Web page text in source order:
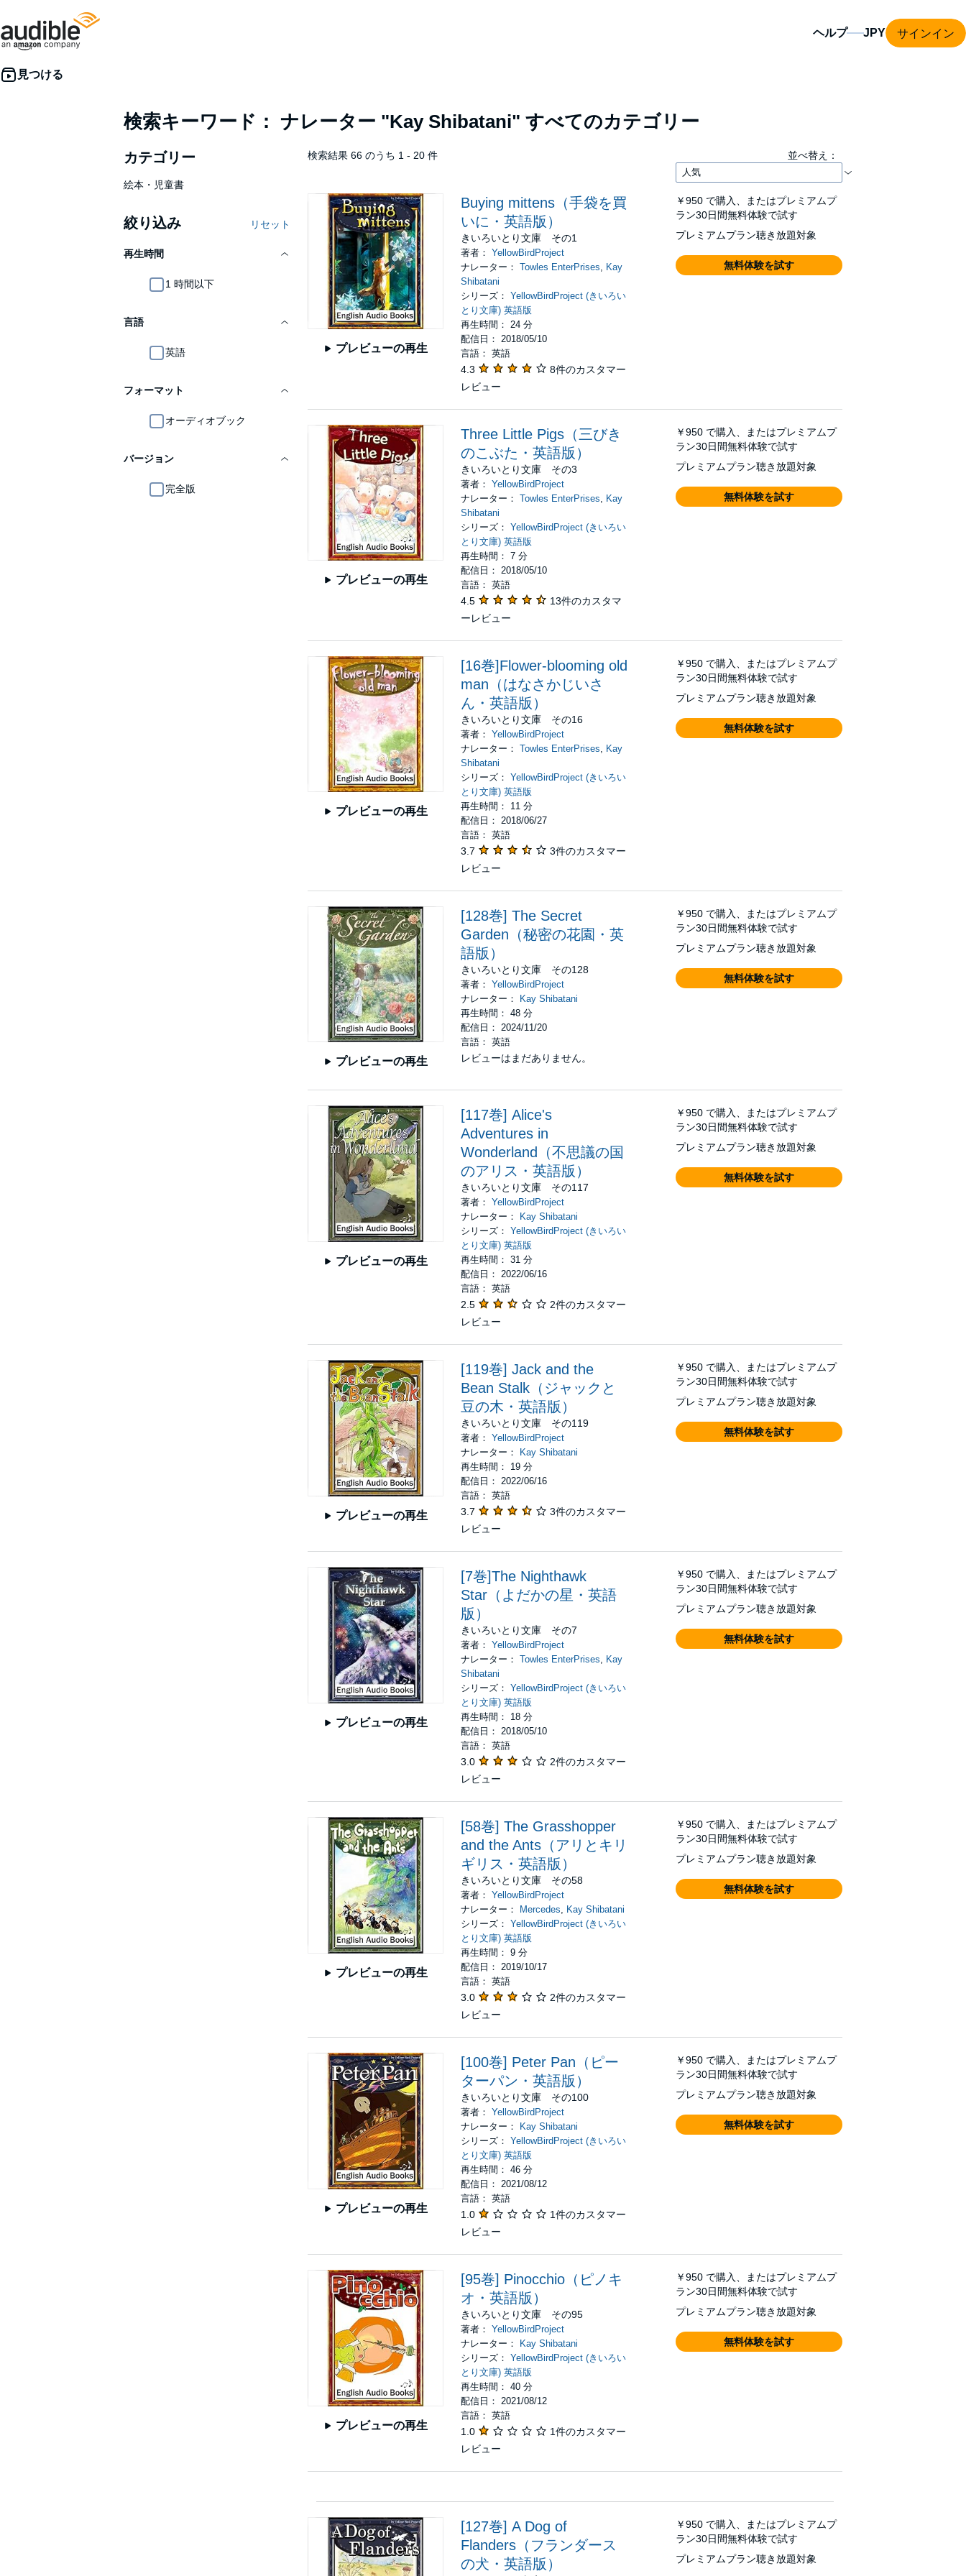
ヘルプ サインイン
検索キーワード： ナレーター "Kay Shibatani" すべてのカテゴリー
カテゴリー
絵本・児童書
絞り込み リセット
再生時間
1 時間以下
言語
英語
フォーマット
オーディオブック
バージョン
完全版
検索結果 66 のうち 1 - 20 件 並べ替え：
プレビューの再生
Buying mittens（手袋を買
いに・英語版）
きいろいとり文庫 その1
著者：YellowBirdProject
ナレーター：Towles EnterPrises, Kay
Shibatani
シリーズ：YellowBirdProject (きいろい
とり文庫) 英語版
再生時間： 24 分
配信日： 2018/05/10
言語： 英語
4.3
8件のカスタマー
レビュー
￥950 で購入、またはプレミアムプ
ラン30日間無料体験で試す
プレミアムプラン聴き放題対象
無料体験を試す
プレビューの再生
Three Little Pigs（三びき
のこぶた・英語版）
きいろいとり文庫 その3
著者：YellowBirdProject
ナレーター：Towles EnterPrises, Kay
Shibatani
シリーズ：YellowBirdProject (きいろい
とり文庫) 英語版
再生時間： 7 分
配信日： 2018/05/10
言語： 英語
4.5
13件のカスタマ
ーレビュー
￥950 で購入、またはプレミアムプ
ラン30日間無料体験で試す
プレミアムプラン聴き放題対象
無料体験を試す
プレビューの再生
[16巻]Flower-blooming old
man（はなさかじいさ
ん・英語版）
きいろいとり文庫 その16
著者：YellowBirdProject
ナレーター：Towles EnterPrises, Kay
Shibatani
シリーズ：YellowBirdProject (きいろい
とり文庫) 英語版
再生時間： 11 分
配信日： 2018/06/27
言語： 英語
3.7
3件のカスタマー
レビュー
￥950 で購入、またはプレミアムプ
ラン30日間無料体験で試す
プレミアムプラン聴き放題対象
無料体験を試す
プレビューの再生
[128巻] The Secret
Garden（秘密の花園・英
語版）
きいろいとり文庫 その128
著者：YellowBirdProject
ナレーター：
Kay Shibatani
再生時間： 48 分
配信日： 2024/11/20
言語： 英語
レビューはまだありません。
￥950 で購入、またはプレミアムプ
ラン30日間無料体験で試す
プレミアムプラン聴き放題対象
無料体験を試す
プレビューの再生
[117巻] Alice's
Adventures in
Wonderland（不思議の国
のアリス・英語版）
きいろいとり文庫 その117
著者：YellowBirdProject
ナレーター：
Kay Shibatani
シリーズ：YellowBirdProject (きいろい
とり文庫) 英語版
再生時間： 31 分
配信日： 2022/06/16
言語： 英語
2.5
2件のカスタマー
レビュー
￥950 で購入、またはプレミアムプ
ラン30日間無料体験で試す
プレミアムプラン聴き放題対象
無料体験を試す
プレビューの再生
[119巻] Jack and the
Bean Stalk（ジャックと
豆の木・英語版）
きいろいとり文庫 その119
著者：YellowBirdProject
ナレーター：
Kay Shibatani
再生時間： 19 分
配信日： 2022/06/16
言語： 英語
3.7
3件のカスタマー
レビュー
￥950 で購入、またはプレミアムプ
ラン30日間無料体験で試す
プレミアムプラン聴き放題対象
無料体験を試す
プレビューの再生
[7巻]The Nighthawk
Star（よだかの星・英語
版）
きいろいとり文庫 その7
著者：YellowBirdProject
ナレーター：Towles EnterPrises, Kay
Shibatani
シリーズ：YellowBirdProject (きいろい
とり文庫) 英語版
再生時間： 18 分
配信日： 2018/05/10
言語： 英語
3.0
2件のカスタマー
レビュー
￥950 で購入、またはプレミアムプ
ラン30日間無料体験で試す
プレミアムプラン聴き放題対象
無料体験を試す
プレビューの再生
[58巻] The Grasshopper
and the Ants（アリとキリ
ギリス・英語版）
きいろいとり文庫 その58
著者：YellowBirdProject
ナレーター：
Mercedes, Kay Shibatani
シリーズ：YellowBirdProject (きいろい
とり文庫) 英語版
再生時間： 9 分
配信日： 2019/10/17
言語： 英語
3.0
2件のカスタマー
レビュー
￥950 で購入、またはプレミアムプ
ラン30日間無料体験で試す
プレミアムプラン聴き放題対象
無料体験を試す
プレビューの再生
[100巻] Peter Pan（ピー
ターパン・英語版）
きいろいとり文庫 その100
著者：YellowBirdProject
ナレーター：
Kay Shibatani
シリーズ：YellowBirdProject (きいろい
とり文庫) 英語版
再生時間： 46 分
配信日： 2021/08/12
言語： 英語
1.0
1件のカスタマー
レビュー
￥950 で購入、またはプレミアムプ
ラン30日間無料体験で試す
プレミアムプラン聴き放題対象
無料体験を試す
プレビューの再生
[95巻] Pinocchio（ピノキ
オ・英語版）
きいろいとり文庫 その95
著者：YellowBirdProject
ナレーター：
Kay Shibatani
シリーズ：YellowBirdProject (きいろい
とり文庫) 英語版
再生時間： 40 分
配信日： 2021/08/12
言語： 英語
1.0
1件のカスタマー
レビュー
￥950 で購入、またはプレミアムプ
ラン30日間無料体験で試す
プレミアムプラン聴き放題対象
無料体験を試す
[127巻] A Dog of
Flanders（フランダース
の犬・英語版）
￥950 で購入、またはプレミアムプ
ラン30日間無料体験で試す
プレミアムプラン聴き放題対象